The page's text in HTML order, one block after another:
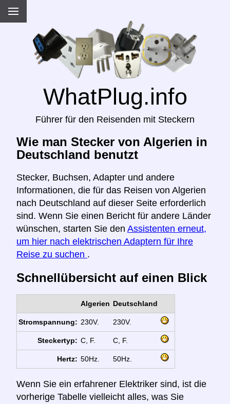
WhatPlug.info
Führer für den Reisenden mit Steckern
Wie man Stecker von Algerien in
Deutschland benutzt
Stecker, Buchsen, Adapter und andere
Informationen, die für das Reisen von Algerien
nach Deutschland auf dieser Seite erforderlich
sind. Wenn Sie einen Bericht für andere Länder
wünschen, starten Sie den Assistenten erneut,
um hier nach elektrischen Adaptern für Ihre
Reise zu suchen .
Schnellübersicht auf einen Blick
Algerien Deutschland
Stromspannung: 230V. 230V.
Steckertyp: C, F. C, F.
Hertz: 50Hz. 50Hz.
Wenn Sie ein erfahrener Elektriker sind, ist die
vorherige Tabelle vielleicht alles, was Sie